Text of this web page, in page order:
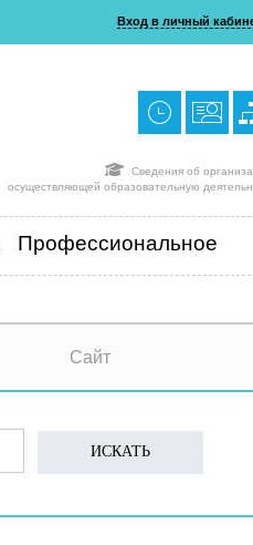
Вход в личный
Сведения об
осуществляющей образовательную
Профессиональное
Сайт